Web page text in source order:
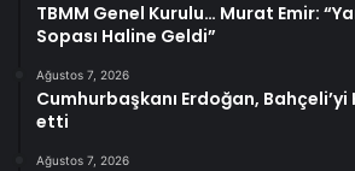
TBMM Genel Kurulu… Murat Emir:
Sopası Haline Geldi”
Ağustos 7, 2026
Cumhurbaşkanı Erdoğan, Bahçeli’yi
etti
Ağustos 7, 2026